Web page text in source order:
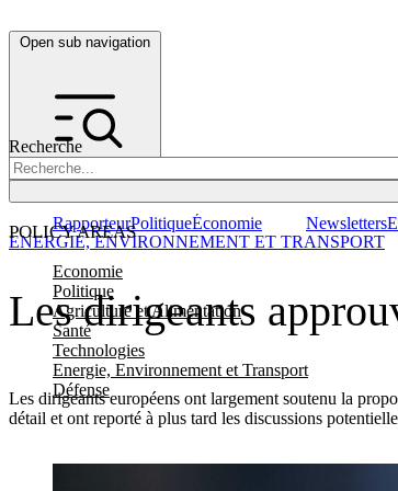
Open sub navigation
Recherche
POLICY AREAS
Economie
Politique
Agriculture et Alimentation
Santé
Technologies
Energie, Environnement et Transport
Défense
RapporteurPolitiqueÉconomie Newsletters
Les dirigeants
Les dirigeants européens ont largement soutenu la
détail et ont reporté à plus tard les discussions
ENERGIE, ENVIRONNEMENT ET TRANSPORT